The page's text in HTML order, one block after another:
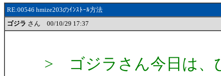
RE:00546 hmize203のｲﾝｽﾄｰﾙ方法
ゴジラ さん 00/10/29 17:37
> ゴジラさん今日は、